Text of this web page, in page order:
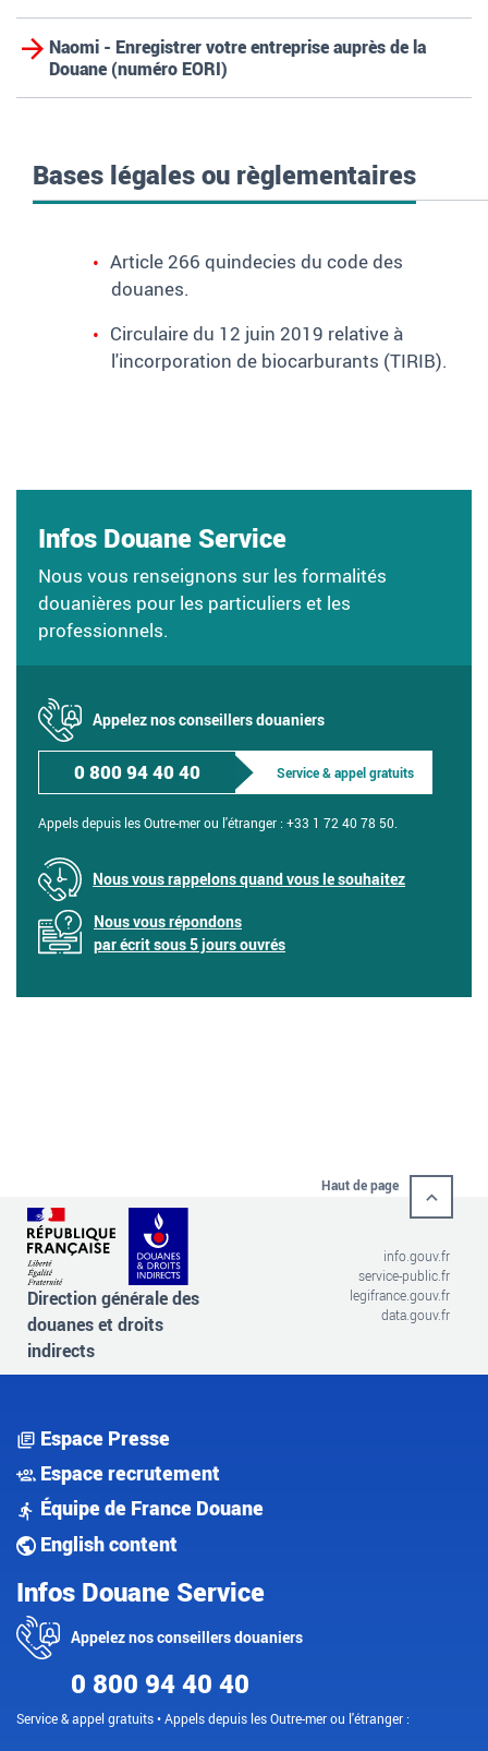
Naomi - Enregistrer votre entreprise auprès de la
Douane (numéro EORI)
Bases légales ou règlementaires
Article 266 quindecies du code des
douanes.
Circulaire du 12 juin 2019 relative à
l'incorporation de biocarburants (TIRIB).
Infos Douane Service
Nous vous renseignons sur les formalités
douanières pour les particuliers et les
professionnels.
Appelez nos conseillers douaniers
0 800 94 40 40 Service & appel gratuits
Appels depuis les Outre-mer ou l'étranger : +33 1 72 40 78 50.
Nous vous rappelons quand vous le souhaitez
Nous vous répondons
par écrit sous 5 jours ouvrés
Haut de page
Direction générale des
douanes et droits
indirects
info.gouv.fr
service-public.fr
legifrance.gouv.fr
data.gouv.fr
Espace Presse
Espace recrutement
Équipe de France Douane
English content
Infos Douane Service
Appelez nos conseillers douaniers
0 800 94 40 40
Service & appel gratuits • Appels depuis les Outre-mer ou l'étranger :